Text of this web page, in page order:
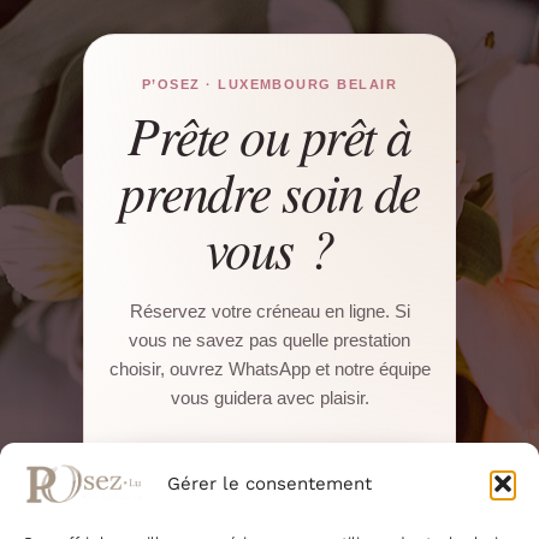
Gérer le consentement
P’OSEZ · LUXEMBOURG BELAIR
Prête ou prêt à
prendre soin de
vous ?
Réservez votre créneau en ligne. Si
vous ne savez pas quelle prestation
choisir, ouvrez WhatsApp et notre équipe
vous guidera avec plaisir.
Réserver sur Salonkee